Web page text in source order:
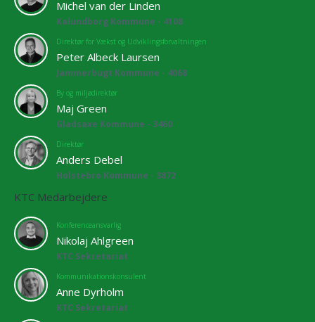
Michel van der Linden
Kalundborg Kommune - 4108
Direktør for Vækst og Udviklingsforvaltningen
Peter Albeck Laursen
Jammerbugt Kommune - 4068
By og miljødirektør
Maj Green
Gladsaxe Kommune - 3460
Direktør
Anders Debel
Holstebro Kommune - 3872
KTC Medarbejdere
Konferenceansvarlig
Nikolaj Ahlgreen
KTC Sekretariat
Kommunikationskonsulent
Anne Dyrholm
KTC Sekretariat